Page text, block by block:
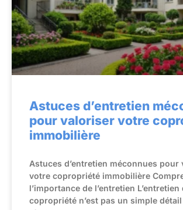
Astuces d’entretien
pour valoriser votre
immobilière
Astuces d’entretien méconnues pour
votre copropriété immobilière
l’importance de l’entretien
copropriété n’est pas un simple